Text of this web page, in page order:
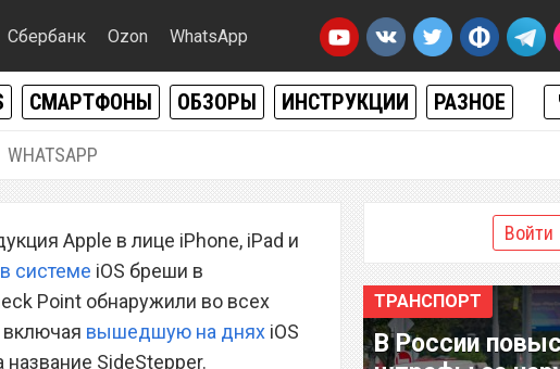
Сбербанк Ozon WhatsApp
СМАРТФОНЫ ОБЗОРЫ ИНСТРУКЦИИ РАЗНОЕ
WHATSAPP
любой версии
Apple в лице iPhone, iPad и
системе iOS бреши в
Point обнаружили во всех
вышедшую на днях iOS
название SideStepper.
Войти
ТРАНСПОРТ
В России